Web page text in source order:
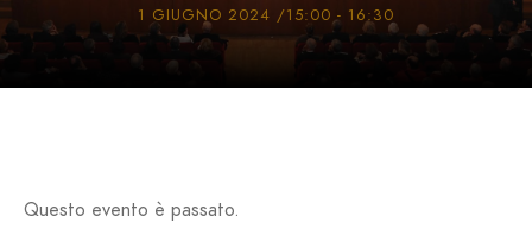
1 GIUGNO 2024 /15:00 - 16:30
Questo evento è passato.